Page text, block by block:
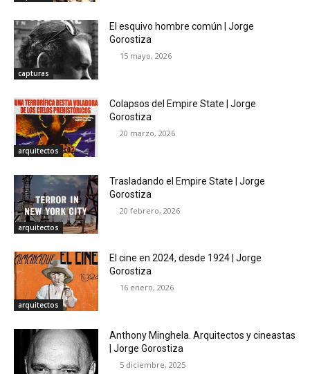
capturas
El esquivo hombre común | Jorge
Gorostiza
15 mayo, 2026
arquitectos
Colapsos del Empire State | Jorge
Gorostiza
20 marzo, 2026
arquitectos
Trasladando el Empire State | Jorge
Gorostiza
20 febrero, 2026
arquitectos
El cine en 2024, desde 1924 | Jorge
Gorostiza
16 enero, 2026
Anthony Minghela. Arquitectos y cineastas
| Jorge Gorostiza
5 diciembre, 2025